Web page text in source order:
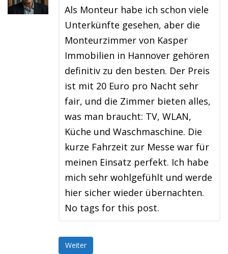
Als Monteur habe ich schon viele
Unterkünfte gesehen, aber die
Monteurzimmer von Kasper
Immobilien in Hannover gehören
definitiv zu den besten. Der Preis
ist mit 20 Euro pro Nacht sehr
fair, und die Zimmer bieten alles,
was man braucht: TV, WLAN,
Küche und Waschmaschine. Die
kurze Fahrzeit zur Messe war für
meinen Einsatz perfekt. Ich habe
mich sehr wohlgefühlt und werde
hier sicher wieder übernachten.
No tags for this post.
Weiter